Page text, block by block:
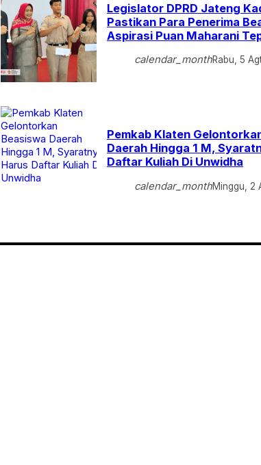
Legislator DPRD Jateng
Pastikan Para Penerima
Aspirasi Puan Maharani
calendar_monthRabu, 5
Pemkab Klaten
Daerah Hingga 1 M,
Daftar Kuliah Di Unwidha
calendar_monthMinggu, 2